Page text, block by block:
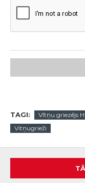
TAGI: Vītņu griezējs
Vitņugrieži